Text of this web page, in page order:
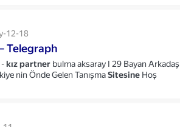
12-18
Telegraph
-kızpartner bulma aksaray I 29 Bayan Arkadaş
nin Önde Gelen TanışmaSitesine Hoş